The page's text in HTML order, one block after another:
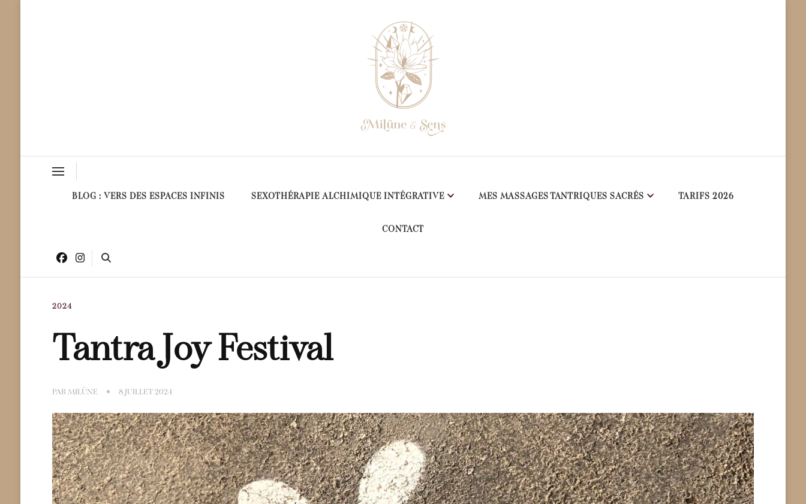
BLOG : VERS DES ESPACES INFINIS SEXOTHÉRAPIE ALCHIMIQUE INTÉGRATIVE MES MASSAGES TANTRIQUES SACRÉS TARIFS 2026
CONTACT
2024
Tantra Joy Festival
PAR MILÜNE 8 JUILLET 2024